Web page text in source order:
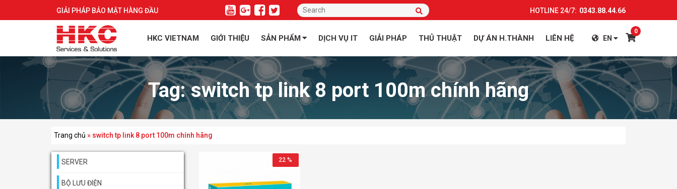
GIẢI PHÁP BẢO MẬT HÀNG ĐẦU HOTLINE 24/7: 0343.88.44.66
HKC VIETNAM GIỚI THIỆU SẢN PHẨM DỊCH VỤ IT GIẢI PHÁP THỦ THUẬT DỰ ÁN H.THÀNH LIÊN HỆ EN
0
Tag:switch tp link 8 port 100m chính hãng
Trang chủ » switch tp link 8 port 100m chính hãng
SERVER
BỘ LƯU ĐIỆN
22 %